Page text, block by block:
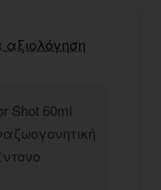
Shot 60ml